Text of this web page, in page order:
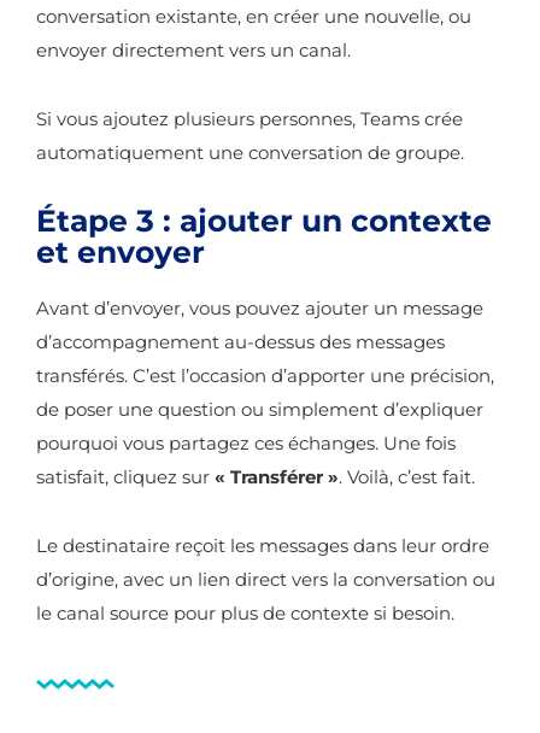
conversation existante, en créer une nouvelle, ou
envoyer directement vers un canal.
Si vous ajoutez plusieurs personnes, Teams crée
automatiquement une conversation de groupe.
Étape 3 : ajouter un contexte
et envoyer
Avant d’envoyer, vous pouvez ajouter un message
d’accompagnement au-dessus des messages
transférés. C’est l’occasion d’apporter une précision,
de poser une question ou simplement d’expliquer
pourquoi vous partagez ces échanges. Une fois
satisfait, cliquez sur « Transférer ». Voilà, c’est fait.
Le destinataire reçoit les messages dans leur ordre
d’origine, avec un lien direct vers la conversation ou
le canal source pour plus de contexte si besoin.